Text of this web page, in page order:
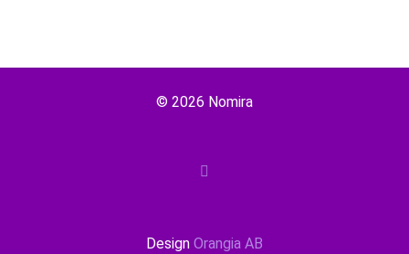
© 2026 Nomira
Design Orangia AB